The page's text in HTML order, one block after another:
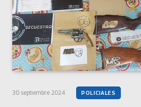
30 septiembre 2024 POLICIALES